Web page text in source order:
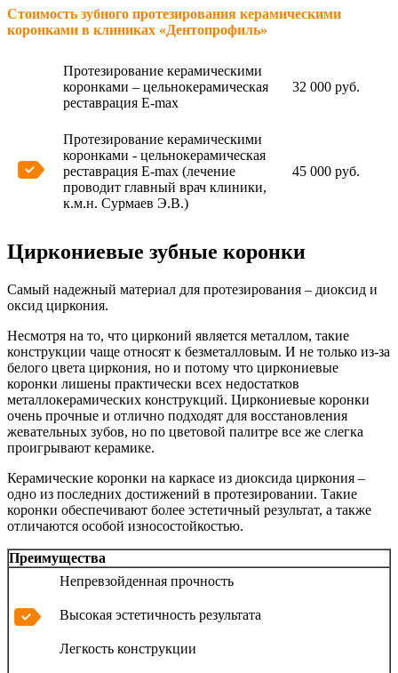
Стоимость зубного протезирования керамическими
коронками в клиниках «Дентопрофиль»
Протезирование керамическими
коронками – цельнокерамическая
реставрация E-max
32 000 руб.
Протезирование керамическими
коронками - цельнокерамическая
реставрация E-max (лечение
проводит главный врач клиники,
к.м.н. Сурмаев Э.В.)
45 000 руб.
Циркониевые зубные коронки
Самый надежный материал для протезирования – диоксид и
оксид циркония.
Несмотря на то, что цирконий является металлом, такие
конструкции чаще относят к безметалловым. И не только из-за
белого цвета циркония, но и потому что циркониевые
коронки лишены практически всех недостатков
металлокерамических конструкций. Циркониевые коронки
очень прочные и отлично подходят для восстановления
жевательных зубов, но по цветовой палитре все же слегка
проигрывают керамике.
Керамические коронки на каркасе из диоксида циркония –
одно из последних достижений в протезировании. Такие
коронки обеспечивают более эстетичный результат, а также
отличаются особой износостойкостью.
Преимущества
Непревзойденная прочность
Высокая эстетичность результата
Легкость конструкции